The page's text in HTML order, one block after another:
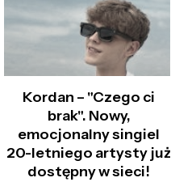
Kordan – "Czego ci
brak". Nowy,
emocjonalny singiel
20-letniego artysty już
dostępny w sieci!